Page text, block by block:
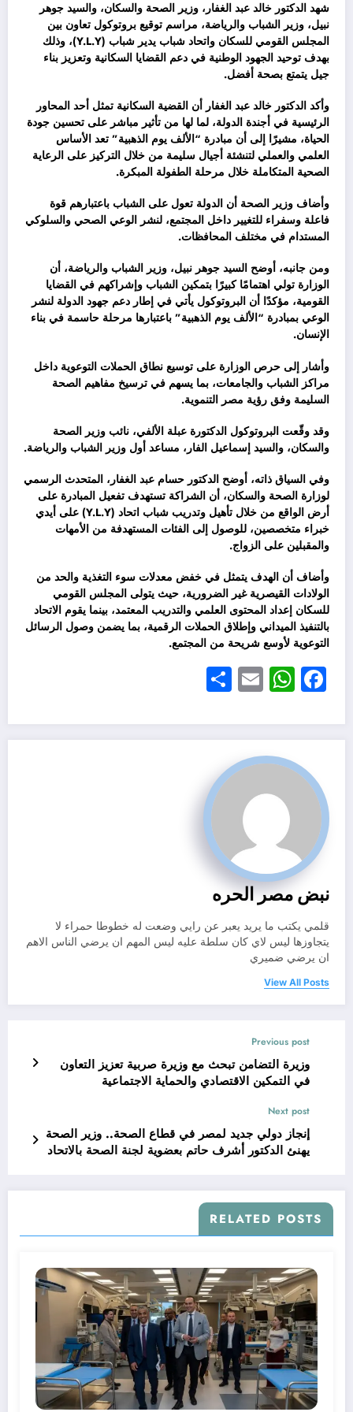
شهد الدكتور خالد عبد الغفار، وزير الصحة والسكان، والسيد جوهر
نبيل، وزير الشباب والرياضة، مراسم توقيع بروتوكول تعاون بين
المجلس القومي للسكان واتحاد شباب يدير شباب (Y.L.Y)، وذلك
بهدف توحيد الجهود الوطنية في دعم القضايا السكانية وتعزيز بناء
جيل يتمتع بصحة أفضل.
وأكد الدكتور خالد عبد الغفار أن القضية السكانية تمثل أحد المحاور
الرئيسية في أجندة الدولة، لما لها من تأثير مباشر على تحسين جودة
الحياة، مشيرًا إلى أن مبادرة “الألف يوم الذهبية” تعد الأساس
العلمي والعملي لتنشئة أجيال سليمة من خلال التركيز على الرعاية
الصحية المتكاملة خلال مرحلة الطفولة المبكرة.
وأضاف وزير الصحة أن الدولة تعول على الشباب باعتبارهم قوة
فاعلة وسفراء للتغيير داخل المجتمع، لنشر الوعي الصحي والسلوكي
المستدام في مختلف المحافظات.
ومن جانبه، أوضح السيد جوهر نبيل، وزير الشباب والرياضة، أن
الوزارة تولي اهتمامًا كبيرًا بتمكين الشباب وإشراكهم في القضايا
القومية، مؤكدًا أن البروتوكول يأتي في إطار دعم جهود الدولة لنشر
الوعي بمبادرة “الألف يوم الذهبية” باعتبارها مرحلة حاسمة في بناء
الإنسان.
وأشار إلى حرص الوزارة على توسيع نطاق الحملات التوعوية داخل
مراكز الشباب والجامعات، بما يسهم في ترسيخ مفاهيم الصحة
السليمة وفق رؤية مصر التنموية.
وقد وقّعت البروتوكول الدكتورة عبلة الألفي، نائب وزير الصحة
والسكان، والسيد إسماعيل الفار، مساعد أول وزير الشباب والرياضة.
وفي السياق ذاته، أوضح الدكتور حسام عبد الغفار، المتحدث الرسمي
لوزارة الصحة والسكان، أن الشراكة تستهدف تفعيل المبادرة على
أرض الواقع من خلال تأهيل وتدريب شباب اتحاد (Y.L.Y) على أيدي
خبراء متخصصين، للوصول إلى الفئات المستهدفة من الأمهات
والمقبلين على الزواج.
وأضاف أن الهدف يتمثل في خفض معدلات سوء التغذية والحد من
الولادات القيصرية غير الضرورية، حيث يتولى المجلس القومي
للسكان إعداد المحتوى العلمي والتدريب المعتمد، بينما يقوم الاتحاد
بالتنفيذ الميداني وإطلاق الحملات الرقمية، بما يضمن وصول الرسائل
التوعوية لأوسع شريحة من المجتمع.
Facebook
WhatsApp
Email
نبض مصر الحره
قلمي يكتب ما يريد يعبر عن رايي وضعت له خطوطا حمراء لا
يتجاوزها ليس لاي كان سلطة عليه ليس المهم ان يرضي الناس الاهم
ان يرضي ضميري
View All Posts
Previous post
وزيرة التضامن تبحث مع وزيرة صربية تعزيز التعاون
في التمكين الاقتصادي والحماية الاجتماعية
Next post
إنجاز دولي جديد لمصر في قطاع الصحة.. وزير الصحة
يهنئ الدكتور أشرف حاتم بعضوية لجنة الصحة بالاتحاد
RELATED POSTS